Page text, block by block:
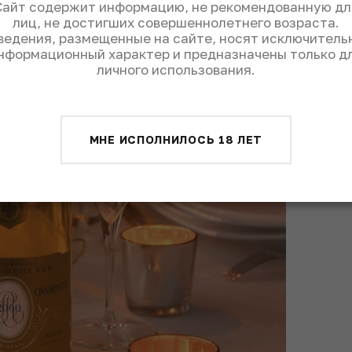
содержит информацию, не рекомендованную
лиц, не достигших совершеннолетнего возраста.
размещенные на сайте, носят
характер и предназначены только
личного использования.
МНЕ ИСПОЛНИЛОСЬ 18 ЛЕТ